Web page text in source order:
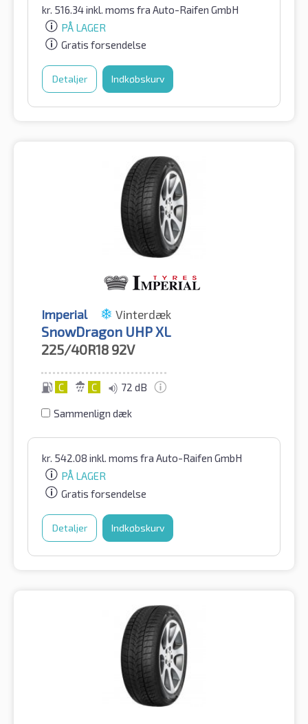
kr. 516.34inkl. moms fra Auto-Raifen GmbH
PÅ LAGER
Gratis forsendelse
Detaljer Indkøbskurv
Imperial Vinterdæk
SnowDragon UHP XL
225/40R18 92V
C C 72 dB
Sammenlign dæk
kr. 542.08 inkl. moms fra Auto-Raifen GmbH
PÅ LAGER
Gratis forsendelse
Detaljer Indkøbskurv